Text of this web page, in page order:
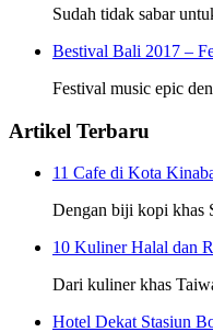
Sudah tidak sabar
Bestival Bali 2017 –
Festival music epic
Artikel Terbaru
11 Cafe di Kota
Dengan biji kopi khas
10 Kuliner Halal dan
Dari kuliner khas
Hotel Dekat Stasiun